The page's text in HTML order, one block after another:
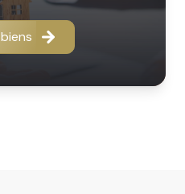
propriétaire comme à
visibilité et sérénité au
: suivi rigoureux des